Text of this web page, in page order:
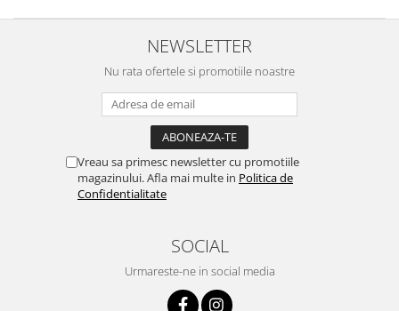
NEWSLETTER
Nu rata ofertele si promotiile noastre
Vreau sa primesc newsletter cu promotiile
magazinului. Afla mai multe in Politica de
Confidentialitate
SOCIAL
Urmareste-ne in social media